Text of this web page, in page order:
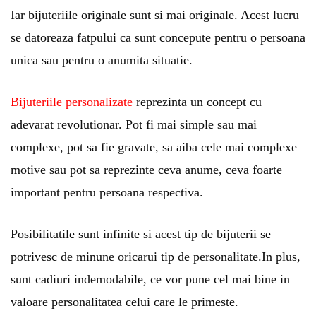
Iar bijuteriile originale sunt si mai originale. Acest lucru
se datoreaza fatpului ca sunt concepute pentru o persoana
unica sau pentru o anumita situatie.
Bijuteriile personalizate reprezinta un concept cu
adevarat revolutionar. Pot fi mai simple sau mai
complexe, pot sa fie gravate, sa aiba cele mai complexe
motive sau pot sa reprezinte ceva anume, ceva foarte
important pentru persoana respectiva.
Posibilitatile sunt infinite si acest tip de bijuterii se
potrivesc de minune oricarui tip de personalitate.In plus,
sunt cadiuri indemodabile, ce vor pune cel mai bine in
valoare personalitatea celui care le primeste.